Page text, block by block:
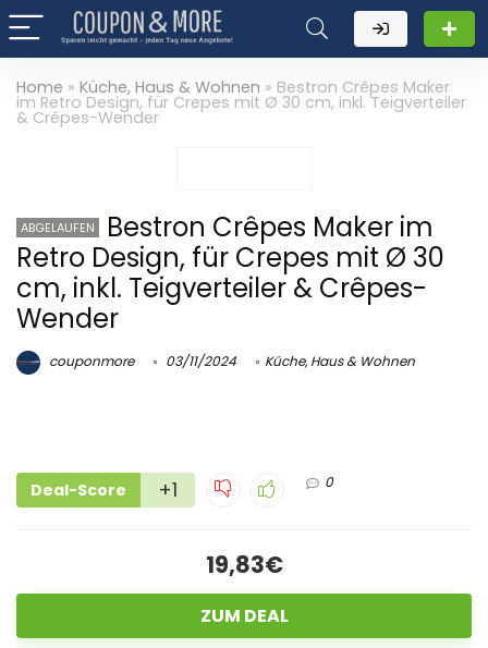
Home » Küche, Haus & Wohnen » Bestron Crêpes Maker
im Retro Design, für Crepes mit Ø 30 cm, inkl. Teigverteiler
& Crêpes-Wender
ABGELAUFEN
Bestron Crêpes Maker im
Retro Design, für Crepes mit Ø 30
cm, inkl. Teigverteiler & Crêpes-
Wender
couponmore 03/11/2024 Küche, Haus & Wohnen
Deal-Score +1 0
19,83€
ZUM DEAL